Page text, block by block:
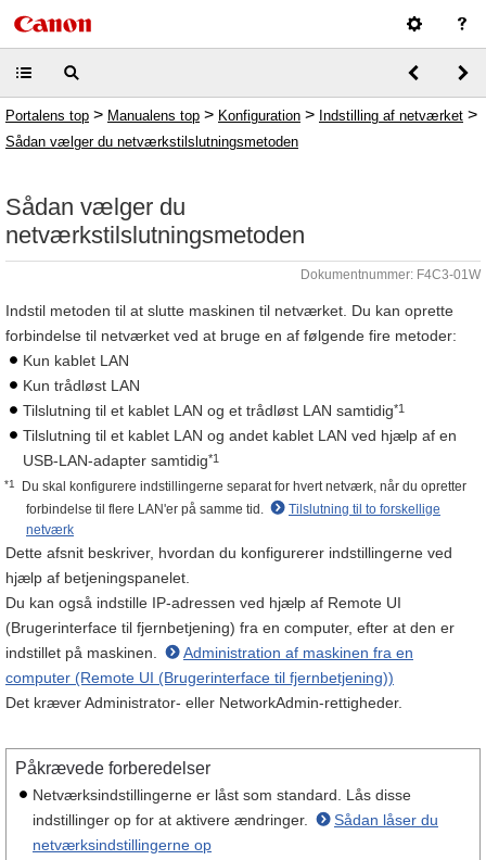
Portalens top > Manualens top > Konfiguration > Indstilling af netværket >
Sådan vælger du netværkstilslutningsmetoden
Sådan vælger du
netværkstilslutningsmetoden
Dokumentnummer: F4C3-01W
Indstil metoden til at slutte maskinen til netværket. Du kan oprette
forbindelse til netværket ved at bruge en af følgende fire metoder:
Kun kablet LAN
Kun trådløst LAN
Tilslutning til et kablet LAN og et trådløst LAN samtidig*1
Tilslutning til et kablet LAN og andet kablet LAN ved hjælp af en
USB-LAN-adapter samtidig*1
*1
Du skal konfigurere indstillingerne separat for hvert netværk, når du opretter
forbindelse til flere LAN'er på samme tid.
Tilslutning til to forskellige
netværk
Dette afsnit beskriver, hvordan du konfigurerer indstillingerne ved
hjælp af betjeningspanelet.
Du kan også indstille IP-adressen ved hjælp af Remote UI
(Brugerinterface til fjernbetjening) fra en computer, efter at den er
indstillet på maskinen.
Administration af maskinen fra en
computer (Remote UI (Brugerinterface til fjernbetjening))
Det kræver Administrator- eller NetworkAdmin-rettigheder.
Påkrævede forberedelser
Netværksindstillingerne er låst som standard. Lås disse
indstillinger op for at aktivere ændringer.
Sådan låser du
netværksindstillingerne op